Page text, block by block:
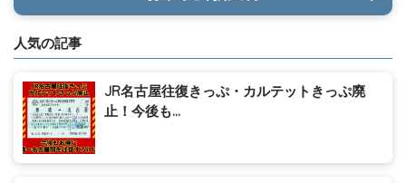
人気の記事
JR名古屋往復きっぷ・カルテットきっぷ廃
止！今後も...